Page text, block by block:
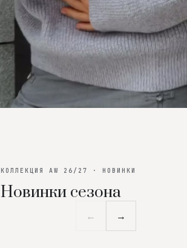
КОЛЛЕКЦИЯ AW 26/27 · НОВИНКИ
Новинки сезона
← →